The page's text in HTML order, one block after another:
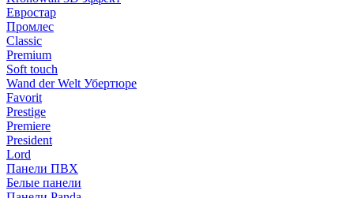
Евростар
Промлес
Classic
Premium
Soft touch
Wand der Welt Убертюре
Favorit
Prestige
Premiere
President
Lord
Панели ПВХ
Белые панели